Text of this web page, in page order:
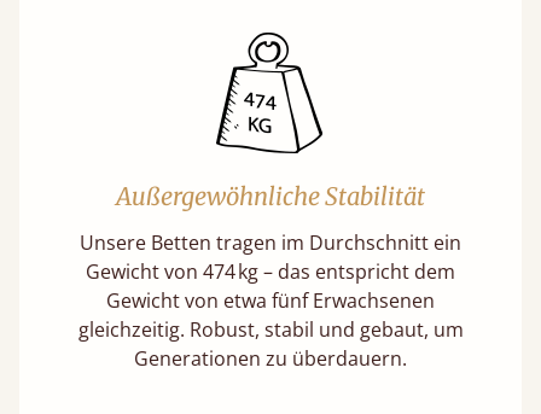
Außergewöhnliche Stabilität
Unsere Betten tragen im Durchschnitt ein
Gewicht von 474 kg – das entspricht dem
Gewicht von etwa fünf Erwachsenen
gleichzeitig. Robust, stabil und gebaut, um
Generationen zu überdauern.